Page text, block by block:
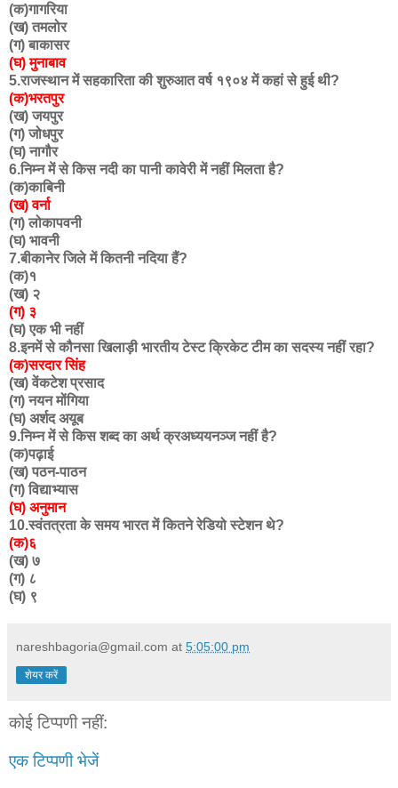
(क)गागरिया
(ख) तमलोर
(ग) बाकासर
(घ) मुनाबाव
5.राजस्थान में सहकारिता की शुरुआत वर्ष १९०४ में कहां से हुई थी?
(क)भरतपुर
(ख) जयपुर
(ग) जोधपुर
(घ) नागौर
6.निम्न में से किस नदी का पानी कावेरी में नहीं मिलता है?
(क)काबिनी
(ख) वर्ना
(ग) लोकापवनी
(घ) भावनी
7.बीकानेर जिले में कितनी नदिया हैं?
(क)१
(ख) २
(ग) ३
(घ) एक भी नहीं
8.इनमें से कौनसा खिलाड़ी भारतीय टेस्ट क्रिकेट टीम का सदस्य नहीं रहा?
(क)सरदार सिंह
(ख) वेंकटेश प्रसाद
(ग) नयन मोंगिया
(घ) अर्शद अयूब
9.निम्न में से किस शब्द का अर्थ क्रअध्ययनञ्ज नहीं है?
(क)पढ़ाई
(ख) पठन-पाठन
(ग) विद्याभ्यास
(घ) अनुमान
10.स्वंतत्रता के समय भारत में कितने रेडियो स्टेशन थे?
(क)६
(ख) ७
(ग) ८
(घ) ९
nareshbagoria@gmail.com at 5:05:00 pm
शेयर करें
कोई टिप्पणी नहीं:
एक टिप्पणी भेजें